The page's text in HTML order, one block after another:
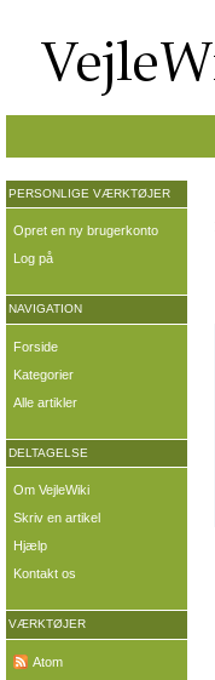
PERSONLIGE VÆRKTØJER
Opret en ny brugerkonto
Log på
NAVIGATION
Forside
Kategorier
Alle artikler
DELTAGELSE
Om VejleWiki
Skriv en artikel
Hjælp
Kontakt os
VÆRKTØJER
Atom